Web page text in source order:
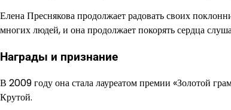
Елена Преснякова продолжает радовать своих
многих людей, и она продолжает покорять сердца
Награды и признание
В 2009 году она стала лауреатом премии «Золотой
Крутой.